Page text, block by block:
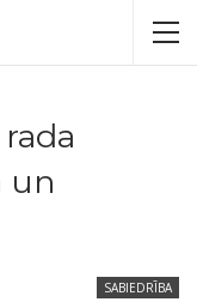
un
SABIEDRĪBA